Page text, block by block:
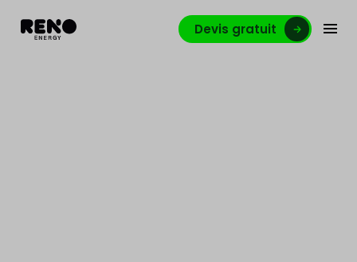
Devis gratuit